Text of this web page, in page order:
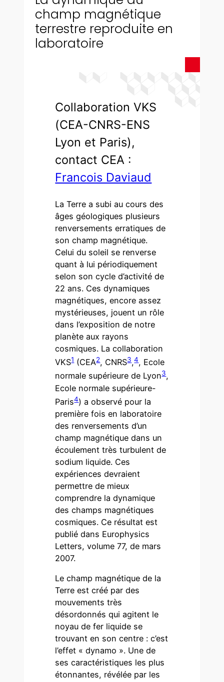
champ magnétique
terrestre reproduite en
laboratoire
Collaboration VKS
(CEA-CNRS-ENS
Lyon et Paris),
contact CEA :
Francois Daviaud
La Terre a subi au cours des
âges géologiques plusieurs
renversements erratiques de
son champ magnétique.
Celui du soleil se renverse
quant à lui périodiquement
selon son cycle d’activité de
22 ans. Ces dynamiques
magnétiques, encore assez
mystérieuses, jouent un rôle
dans l’exposition de notre
planète aux rayons
cosmiques. La collaboration
VKS1(CEA2, CNRS3,4, Ecole
normale supérieure de Lyon3,
Ecole normale supérieure-
Paris4) a observé pour la
première fois en laboratoire
des renversements d’un
champ magnétique dans un
écoulement très turbulent de
sodium liquide. Ces
expériences devraient
permettre de mieux
comprendre la dynamique
des champs magnétiques
cosmiques. Ce résultat est
publié dans Europhysics
Letters, volume 77, de mars
2007.
Le champ magnétique de la
Terre est créé par des
mouvements très
désordonnés qui agitent le
noyau de fer liquide se
trouvant en son centre : c’est
l’effet « dynamo ». Une de
ses caractéristiques les plus
étonnantes, révélée par les